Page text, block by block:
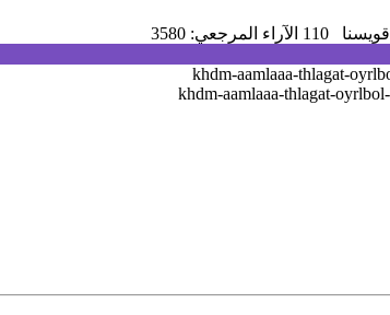
قويسنا 110 الآراء
المرجعي: 3580